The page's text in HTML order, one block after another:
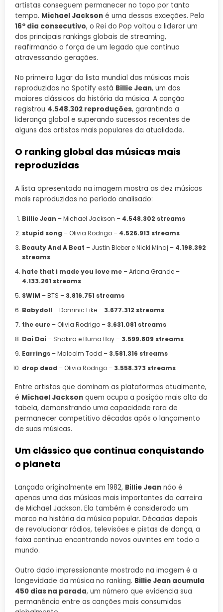
artistas conseguem permanecer no topo por tanto
tempo. Michael Jackson é uma dessas exceções. Pelo
16º dia consecutivo, o Rei do Pop voltou a liderar um
dos principais rankings globais de streaming,
reafirmando a força de um legado que continua
atravessando gerações.
No primeiro lugar da lista mundial das músicas mais
reproduzidas no Spotify está Billie Jean, um dos
maiores clássicos da história da música. A canção
registrou 4.548.302 reproduções, garantindo a
liderança global e superando sucessos recentes de
alguns dos artistas mais populares da atualidade.
O ranking global das músicas mais
reproduzidas
A lista apresentada na imagem mostra as dez músicas
mais reproduzidas no período analisado:
Billie Jean – Michael Jackson – 4.548.302 streams
stupid song – Olivia Rodrigo – 4.526.913 streams
Beauty And A Beat – Justin Bieber e Nicki Minaj – 4.198.392
streams
hate that i made you love me– Ariana Grande –
4.133.261 streams
SWIM – BTS – 3.816.751 streams
Babydoll – Dominic Fike – 3.677.312 streams
the cure– Olivia Rodrigo – 3.631.081 streams
Dai Dai – Shakira e Burna Boy – 3.599.809 streams
Earrings– Malcolm Todd – 3.581.316 streams
drop dead – Olivia Rodrigo – 3.558.373 streams
Entre artistas que dominam as plataformas atualmente,
é Michael Jackson quem ocupa a posição mais alta da
tabela, demonstrando uma capacidade rara de
permanecer competitivo décadas após o lançamento
de suas músicas.
Um clássico que continua conquistando
o planeta
Lançada originalmente em 1982, Billie Jean não é
apenas uma das músicas mais importantes da carreira
de Michael Jackson. Ela também é considerada um
marco na história da música popular. Décadas depois
de revolucionar rádios, televisões e pistas de dança, a
faixa continua encontrando novos ouvintes em todo o
mundo.
Outro dado impressionante mostrado na imagem é a
longevidade da música no ranking. Billie Jean acumula
450 dias na parada, um número que evidencia sua
permanência entre as canções mais consumidas